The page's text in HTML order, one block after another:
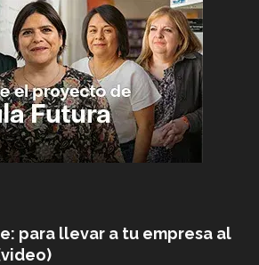
para llevar a tu empresa al